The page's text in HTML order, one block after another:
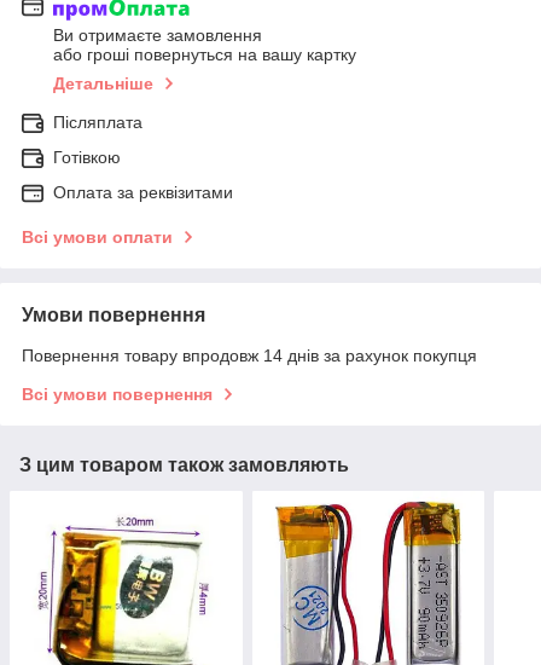
Ви отримаєте замовлення
або гроші повернуться на вашу картку
Детальніше
Післяплата
Готівкою
Оплата за реквізитами
Всі умови оплати
Умови повернення
Повернення товару впродовж 14 днів за рахунок покупця
Всі умови повернення
З цим товаром також замовляють